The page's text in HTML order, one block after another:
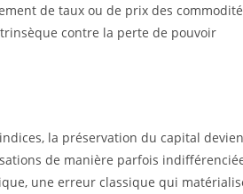
de taux ou de prix des
contre la perte de pouvoir
la préservation du capital
de manière parfois
une erreur classique qui